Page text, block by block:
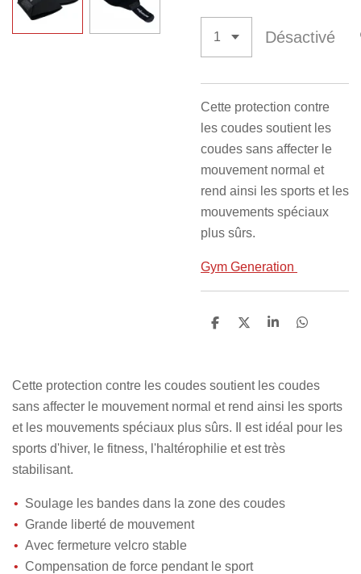
Désactivé
Cette protection contre
les coudes soutient les
coudes sans affecter le
mouvement normal et
rend ainsi les sports et les
mouvements spéciaux
plus sûrs.
Gym Generation
P
g
e
P
g
e
P
g
e
P
a
g
e
Cette protection contre les coudes soutient les coudes
sans affecter le mouvement normal et rend ainsi les sports
et les mouvements spéciaux plus sûrs. Il est idéal pour les
sports d'hiver, le fitness, l'haltérophilie et est très
stabilisant.
Soulage les bandes dans la zone des coudes
Grande liberté de mouvement
Avec fermeture velcro stable
Compensation de force pendant le sport